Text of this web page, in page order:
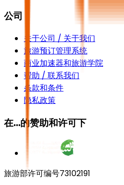
公司
关于公司 / 关于我们
旅游预订管理系统
商业加速器和旅游学院
帮助 / 联系我们
条款和条件
隐私政策
在…的赞助和许可下
旅游部许可编号73102191